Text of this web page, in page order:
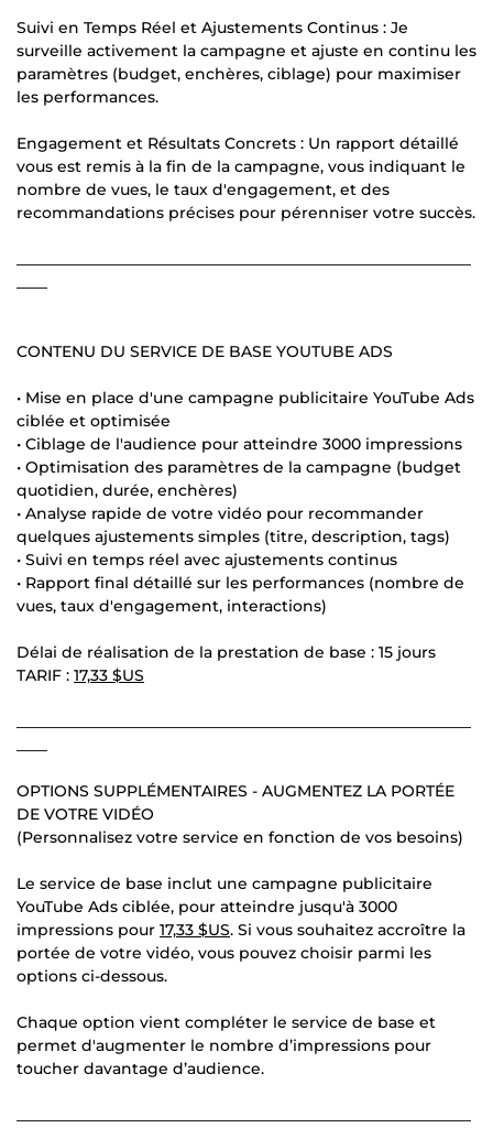
Suivi en Temps Réel et Ajustements Continus : Je
surveille activement la campagne et ajuste en continu les
paramètres (budget, enchères, ciblage) pour maximiser
les performances.
Engagement et Résultats Concrets : Un rapport détaillé
vous est remis à la fin de la campagne, vous indiquant le
nombre de vues, le taux d'engagement, et des
recommandations précises pour pérenniser votre succès.
CONTENU DU SERVICE DE BASE YOUTUBE ADS
• Mise en place d'une campagne publicitaire YouTube Ads
ciblée et optimisée
• Ciblage de l'audience pour atteindre 3000 impressions
• Optimisation des paramètres de la campagne (budget
quotidien, durée, enchères)
• Analyse rapide de votre vidéo pour recommander
quelques ajustements simples (titre, description, tags)
• Suivi en temps réel avec ajustements continus
• Rapport final détaillé sur les performances (nombre de
vues, taux d'engagement, interactions)
Délai de réalisation de la prestation de base : 15 jours
TARIF : 17,33 $US
OPTIONS SUPPLÉMENTAIRES - AUGMENTEZ LA PORTÉE
DE VOTRE VIDÉO
(Personnalisez votre service en fonction de vos besoins)
Le service de base inclut une campagne publicitaire
YouTube Ads ciblée, pour atteindre jusqu'à 3000
impressions pour 17,33 $US. Si vous souhaitez accroître la
portée de votre vidéo, vous pouvez choisir parmi les
options ci-dessous.
Chaque option vient compléter le service de base et
permet d'augmenter le nombre d’impressions pour
toucher davantage d’audience.